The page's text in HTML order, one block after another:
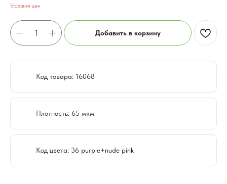
Условия цен
Добавить в корзину
Код товара: 16068
Плотность: 65 мкм
Код цвета: 36 purple+nude pink